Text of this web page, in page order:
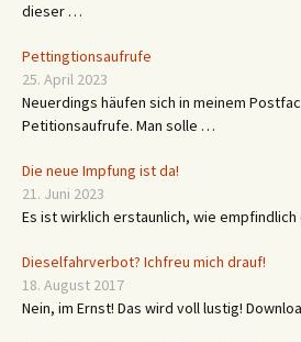
dieser …
Pettingtionsaufrufe
25. April 2023
Neuerdings häufen sich in meinem
Petitionsaufrufe. Man solle …
Die neue Impfung ist da!
21. Juni 2023
Es ist wirklich erstaunlich, wie
Dieselfahrverbot? Ichfreu mich drauf!
18. August 2017
Nein, im Ernst! Das wird voll lustig!